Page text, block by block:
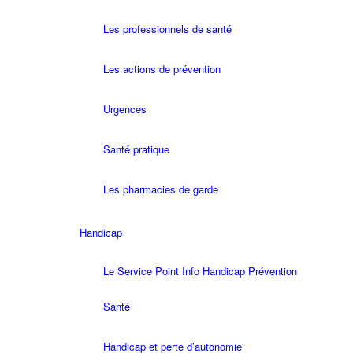
Les professionnels de santé
Les actions de prévention
Urgences
Santé pratique
Les pharmacies de garde
Handicap
Le Service Point Info Handicap Prévention
Santé
Handicap et perte d’autonomie